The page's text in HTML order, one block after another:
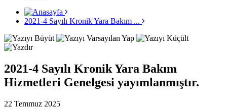
2021-4 Sayılı Kronik Yara Bakım ...
2021-4 Sayılı Kronik Yara Bakım
Hizmetleri Genelgesi yayımlanmıştır.
22 Temmuz 2025